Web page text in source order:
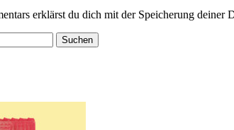
erklärst du dich mit der Speicherung deiner